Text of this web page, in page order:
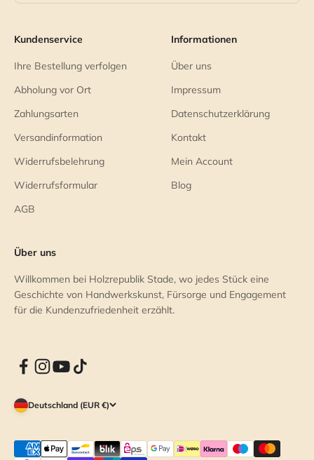
Kundenservice
Ihre Bestellung verfolgen
Abholung vor Ort
Zahlungsarten
Versandinformation
Widerrufsbelehrung
Widerrufsformular
AGB
Informationen
Über uns
Impressum
Datenschutzerklärung
Kontakt
Mein Account
Blog
Über uns
Willkommen bei Holzrepublik Stade, wo jedes Stück eine
Geschichte von Handwerkskunst, Fürsorge und Engagement
für die Kundenzufriedenheit erzählt.
Deutschland (EUR €)